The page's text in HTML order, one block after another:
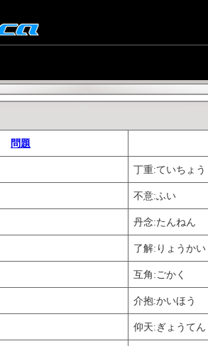
問題
丁重:ていちょう
不意:ふい
丹念:たんねん
了解:りょうかい
互角:ごかく
介抱:かいほう
仰天:ぎょうてん